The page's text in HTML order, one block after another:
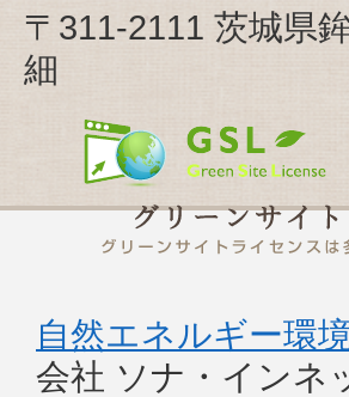
〒311-2111 茨城県
細
自然エネルギー環
会社 ソナ・イン